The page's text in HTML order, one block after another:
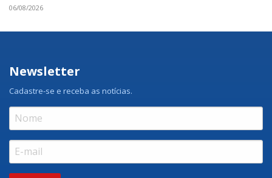
06/08/2026
Newsletter
Cadastre-se e receba as notícias.